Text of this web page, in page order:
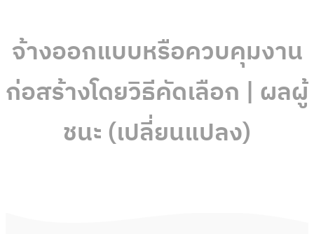
จ้างออกแบบหรือควบคุมงาน
ก่อสร้างโดยวิธีคัดเลือก | ผลผู้
ชนะ (เปลี่ยนแปลง)